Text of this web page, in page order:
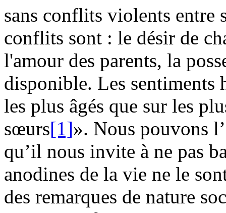
sans conflits violents entre
conflits sont : le désir de
l'amour des parents, la
disponible. Les sentiments
les plus âgés que sur les
sœurs[1]». Nous pouvons
qu’il nous invite à ne pas
anodines de la vie ne le
des remarques de nature